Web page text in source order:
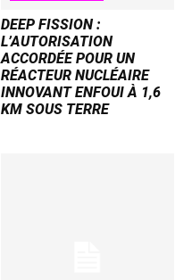
DEEP FISSION :
L’AUTORISATION
ACCORDÉE POUR UN
RÉACTEUR NUCLÉAIRE
INNOVANT ENFOUI À 1,6
KM SOUS TERRE